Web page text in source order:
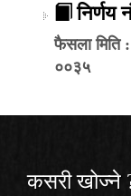
फैसला मिति
००३५
कसरी खोज्‍ने